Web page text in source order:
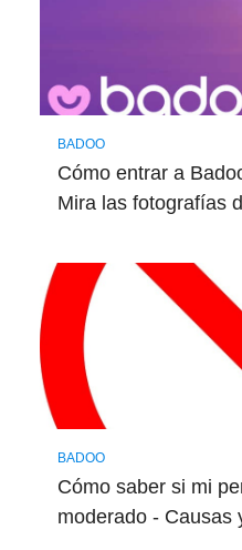
BADOO
Cómo entrar a
Mira las fotografías
BADOO
Cómo saber si mi
moderado - Causas